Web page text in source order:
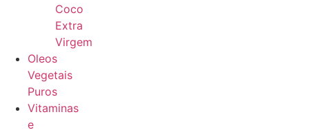
Coco
Extra
Virgem
Oleos
Vegetais
Puros
Vitaminas
e